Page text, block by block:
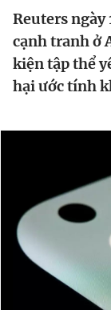
Tin thị
Video
Sản phẩm khác
Thông tin
Reuters ngày
cạnh tranh ở
kiện tập thể
hại ước tính